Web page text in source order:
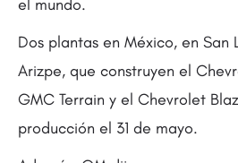
el mundo.
Dos plantas en México, en San
Arizpe, que construyen el
GMC Terrain y el Chevrolet
producción el 31 de mayo.